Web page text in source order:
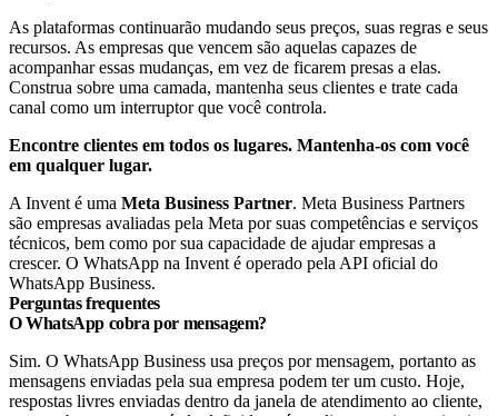
As plataformas continuarão mudando seus preços, suas regras e seus
recursos. As empresas que vencem são aquelas capazes de
acompanhar essas mudanças, em vez de ficarem presas a elas.
Construa sobre uma camada, mantenha seus clientes e trate cada
canal como um interruptor que você controla.
Encontre clientes em todos os lugares. Mantenha-os com você
em qualquer lugar.
A Invent é uma Meta Business Partner. Meta Business Partners
são empresas avaliadas pela Meta por suas competências e serviços
técnicos, bem como por sua capacidade de ajudar empresas a
crescer. O WhatsApp na Invent é operado pela API oficial do
WhatsApp Business.
Perguntas frequentes
O WhatsApp cobra por mensagem?
Sim. O WhatsApp Business usa preços por mensagem, portanto as
mensagens enviadas pela sua empresa podem ter um custo. Hoje,
respostas livres enviadas dentro da janela de atendimento ao cliente,